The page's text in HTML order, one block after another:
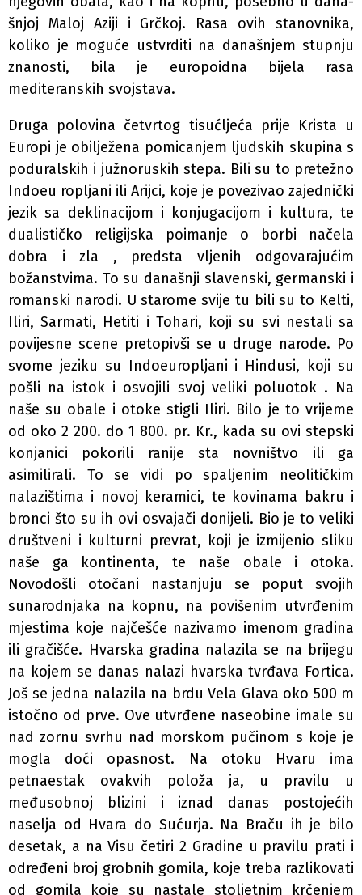
šnjoj Maloj Aziji i Grčkoj. Rasa ovih stanovnika,
koliko je moguće ustvrditi na današnjem stupnju
znanosti, bila je europoidna bijela rasa
mediteranskih svojstava.
Druga polovina četvrtog tisućljeća prije Krista u
Europi je obilježena pomicanjem ljudskih skupina s
poduralskih i južnoruskih stepa. Bili su to pretežno
Indoeu­ ropljani ili Arijci, koje je povezivao zajednički
jezik sa deklinacijom i konjugacijom i kultura, te
dualističko religijska poimanje o borbi načela
dobra i zla , predsta­ vljenih odgovarajućim
božanstvima. To su današnji slavenski, germanski i
romanski narodi. U starome svije­ tu bili su to Kelti,
Iliri, Sarmati, Hetiti i Tohari, koji su svi nestali sa
povijesne scene pretopivši se u druge narode. Po
svome jeziku su Indoeuropljani i Hindusi, koji su
pošli na istok i osvojili svoj veliki poluotok . Na
naše su obale i otoke stigli Iliri. Bilo je to vrijeme
od oko 2 200. do 1 800. pr. Kr., kada su ovi stepski
konjanici pokorili ranije sta­ novništvo ili ga
asimilirali. To se vidi po spaljenim neoli­tičkim
nalazištima i novoj keramici, te kovinama bakru i
bronci što su ih ovi osvajači donijeli. Bio je to veliki
društveni i kulturni prevrat, koji je izmijenio sliku
naše­ ga kontinenta, te naše obale i otoka.
Novodošli otočani nastanjuju se poput svojih
sunarodnjaka na kopnu, na povišenim utvrđenim
mjestima koje najčešće nazivamo imenom gradina
ili gračišće. Hvarska gradina nalazila se na brijegu
na kojem se danas nalazi hvarska tvrđava Fortica.
Još se jedna nalazila na brdu Vela Glava oko 500 m
istočno od prve. Ove utvrđene naseobine imale su
nad­ zornu svrhu nad morskom pučinom s koje je
mogla doći opasnost. Na otoku Hvaru ima
petnaestak ovakvih položa­ ja, u pravilu u
međusobnoj blizini i iznad danas postojećih
naselja od Hvara do Sućurja. Na Braču ih je bilo
desetak, a na Visu četiri 2 Gradine u pravilu prati i
određeni broj grobnih gomila, koje treba razlikovati
od gomila koje su nastale stoljetnim krčenjem